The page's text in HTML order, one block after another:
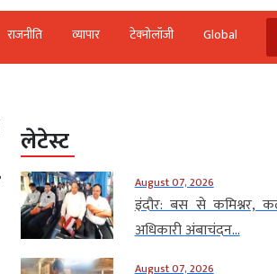
राजनीति व्‍यापार टेक्‍नोलॉजी Global
लेटेस्ट
August 07, 2026
इंदौर: बस से कमिश्नर,
अधिकारी अंबाचंदन...
August 07, 2026